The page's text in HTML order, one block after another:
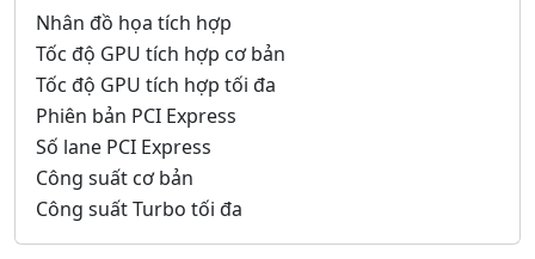
Nhân đồ họa tích hợp
Tốc độ GPU tích hợp cơ bản
Tốc độ GPU tích hợp tối đa
Phiên bản PCI Express
Số lane PCI Express
Công suất cơ bản
Công suất Turbo tối đa